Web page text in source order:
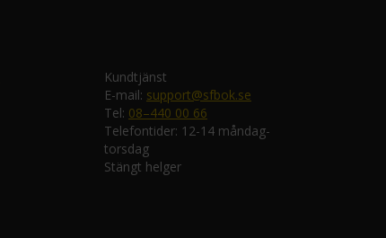
Kundtjänst
E-mail: support@sfbok.se
Tel: 08–440 00 66
Telefontider: 12-14 måndag-
torsdag
Stängt helger